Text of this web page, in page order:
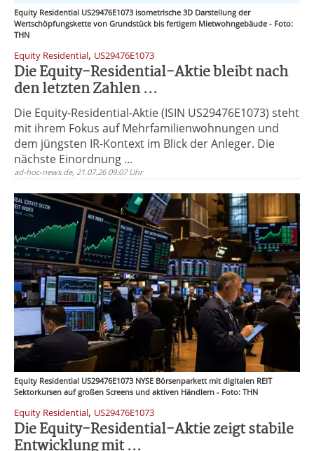
Equity Residential US29476E1073 isometrische 3D Darstellung der
Wertschöpfungskette von Grundstück bis fertigem Mietwohngebäude - Foto:
THN
Equity Residential, US29476E1073
Die Equity-Residential-Aktie bleibt nach
den letzten Zahlen ...
Die Equity-Residential-Aktie (ISIN US29476E1073) steht
mit ihrem Fokus auf Mehrfamilienwohnungen und
dem jüngsten IR-Kontext im Blick der Anleger. Die
nächste Einordnung ...
ad-hoc-news.de, 21.07.26 09:07 Uhr
Equity Residential US29476E1073 NYSE Börsenparkett mit digitalen REIT
Sektorkursen auf großen Screens und aktiven Händlern - Foto: THN
Equity Residential, US29476E1073
Die Equity-Residential-Aktie zeigt stabile